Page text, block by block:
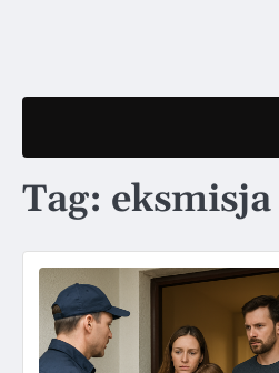
Tag: eksmisja